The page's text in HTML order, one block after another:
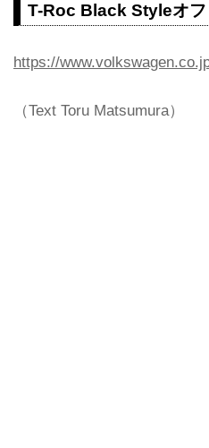
T-Roc Black Styleオフ
https://
（Text Toru Matsumura）